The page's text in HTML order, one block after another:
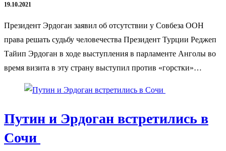
19.10.2021
Президент Эрдоган заявил об отсутствии у Совбеза ООН
права решать судьбу человечества Президент Турции Реджеп
Тайип Эрдоган в ходе выступления в парламенте Анголы во
время визита в эту страну выступил против «горстки»…
Путин и Эрдоган встретились в
Сочи